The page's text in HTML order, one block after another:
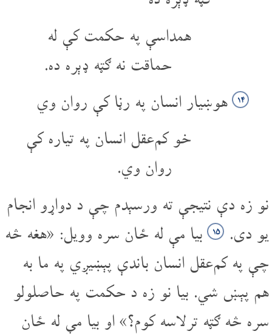
همداسې په حکمت کې له
حماقت نه ګټه ډېره ده.
۱۴ هوښیار انسان په رڼا کې روان وي
خو کم‌عقل انسان په تیاره کې
روان وي.
نو زه دې نتیجې ته ورسېدم چې د دواړو انجام
یو دی.
۱۵ بیا مې له ځان سره وویل: «هغه څه
چې په کم‌عقل انسان باندې پېښیږي په ما به
هم پېښ شي. بیا نو زه د حکمت په حاصلولو
سره څه ګټه تر‌لاسه کوم؟» او بیا مې له ځان